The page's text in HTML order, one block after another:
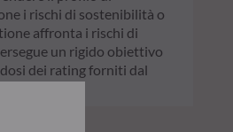
i rischi di sostenibilità o
affronta i rischi di
un rigido obiettivo
dei rating forniti dal